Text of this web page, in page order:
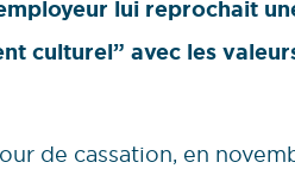
lui reprochait
culturel” avec les
de cassation, en